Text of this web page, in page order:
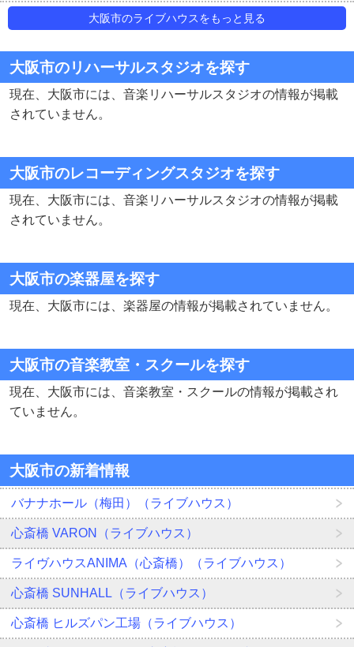
大阪市のライブハウスをもっと見る
大阪市のリハーサルスタジオを探す
現在、大阪市には、音楽リハーサルスタジオの情報が掲載
されていません。
大阪市のレコーディングスタジオを探す
現在、大阪市には、音楽リハーサルスタジオの情報が掲載
されていません。
大阪市の楽器屋を探す
現在、大阪市には、楽器屋の情報が掲載されていません。
大阪市の音楽教室・スクールを探す
現在、大阪市には、音楽教室・スクールの情報が掲載され
ていません。
大阪市の新着情報
バナナホール（梅田）（ライブハウス）
心斎橋 VARON（ライブハウス）
ライヴハウスANIMA（心斎橋）（ライブハウス）
心斎橋 SUNHALL（ライブハウス）
心斎橋 ヒルズパン工場（ライブハウス）